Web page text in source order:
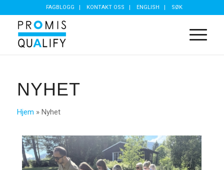
FAGBLOGG KONTAKT OSS ENGLISH SØK
NYHET
Hjem » Nyhet